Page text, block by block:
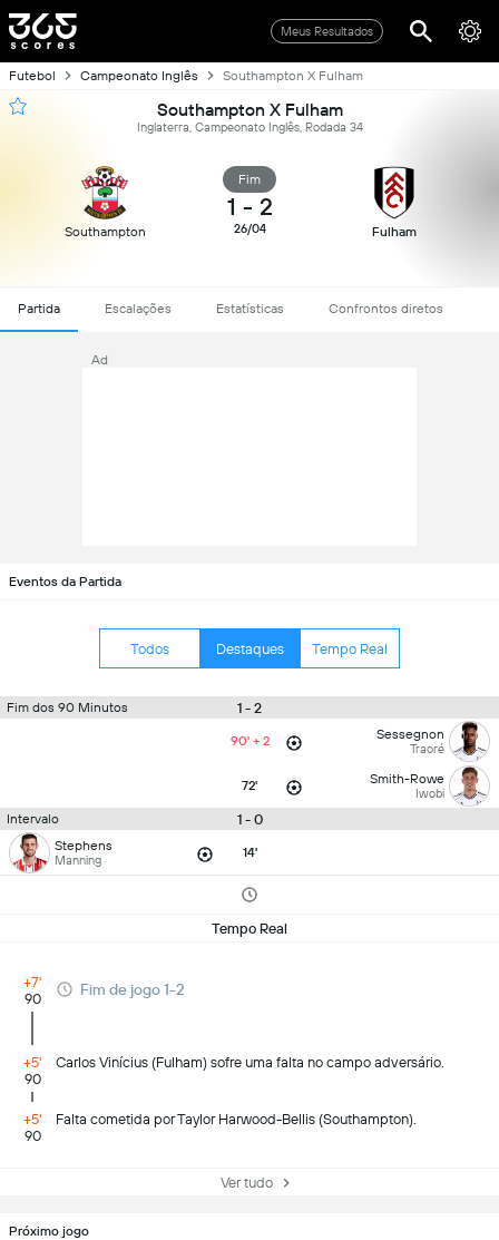
Meus Resultados
Futebol Campeonato Inglês Southampton X Fulham
Southampton X Fulham
Inglaterra, Campeonato Inglês, Rodada 34
Southampton
Fim
1 - 2
26/04 Fulham
Partida Escalações Estatísticas Confrontos diretos
Ad
Eventos da Partida
Todos Destaques Tempo Real
Fim dos 90 Minutos 1 - 2
90' + 2 Sessegnon
Traoré
72' Smith-Rowe
Iwobi
Intervalo 1 - 0
Stephens
Manning 14'
Tempo Real
+7'
90
Fim de jogo 1-2
+5'
90
Carlos Vinícius (Fulham) sofre uma falta no campo adversário.
+5'
90
Falta cometida por Taylor Harwood-Bellis (Southampton).
Ver tudo
Próximo jogo